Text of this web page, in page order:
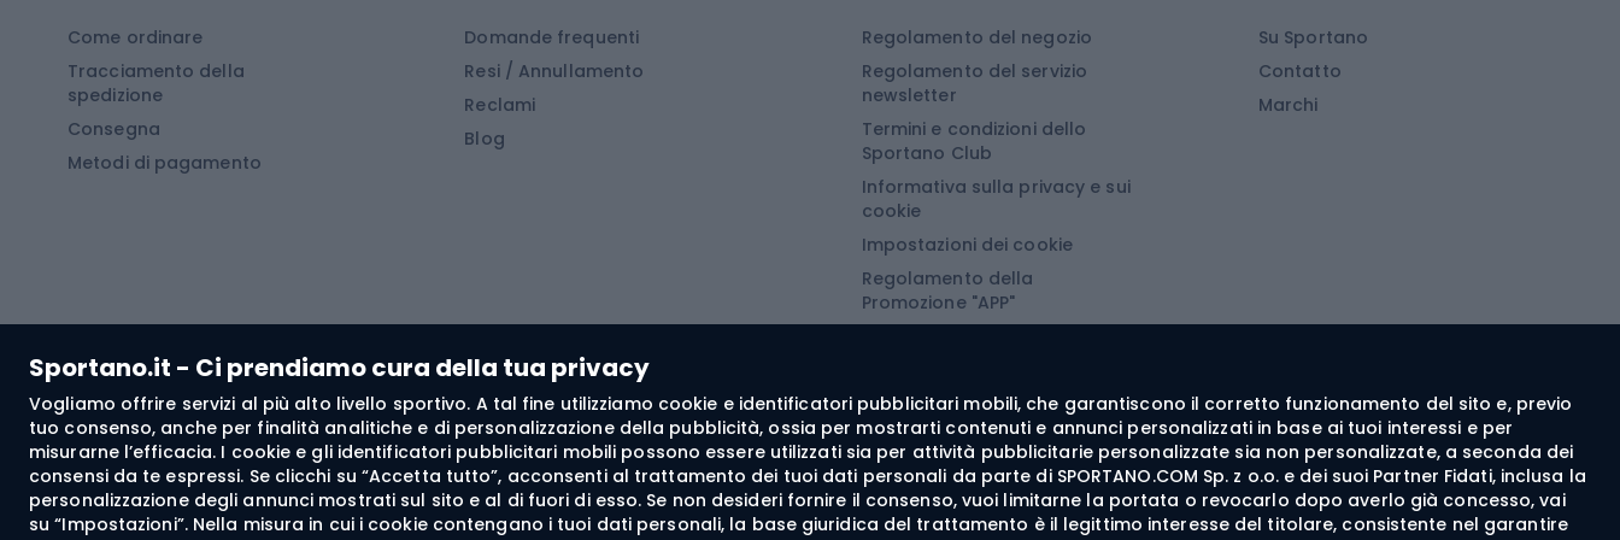
Sportano.it - Ci prendiamo cura della tua privacy
Vogliamo offrire servizi al più alto livello sportivo. A tal fine utilizziamo cookie e identificatori pubblicitari mobili, che garantiscono il corretto funzionamento del sito e, previo
tuo consenso, anche per finalità analitiche e di personalizzazione della pubblicità, ossia per mostrarti contenuti e annunci personalizzati in base ai tuoi interessi e per
misurarne l’efficacia. I cookie e gli identificatori pubblicitari mobili possono essere utilizzati sia per attività pubblicitarie personalizzate sia non personalizzate, a seconda dei
consensi da te espressi. Se clicchi su “Accetta tutto”, acconsenti al trattamento dei tuoi dati personali da parte di SPORTANO.COM Sp. z o.o. e dei suoi Partner Fidati, inclusa la
personalizzazione degli annunci mostrati sul sito e al di fuori di esso. Se non desideri fornire il consenso, vuoi limitarne la portata o revocarlo dopo averlo già concesso, vai
su “Impostazioni”. Nella misura in cui i cookie contengano i tuoi dati personali, la base giuridica del trattamento è il legittimo interesse del titolare, consistente nel garantire
Stivali da trekking
Scarponi da montagna
Scarponi da trekking
Corsa orientamento
Bushcraft
Mobili da campeggio
Tende turistiche
Pantaloni da trekking
Giacche softshell
Pantaloncini da trekking
Giacche antivento
Magliette da trekking
Scarponi da snowboard
Attacchi da snowboard
Abbigliamento da snowboard
Camminata nordica
Accessori per il nordic walking
Bastoncini per il Nordic walking
Attrezzature da arrampicata
Guanti da ciclismo
Maglie da ciclismo
Pantaloni da ciclismo
Giacche da bicicletta
Felpe da ciclismo
Come ordinare
Tracciamento della
spedizione
Consegna
Metodi di pagamento
Domande frequenti
Resi / Annullamento
Reclami
Blog
Regolamento del negozio
Regolamento del servizio
newsletter
Termini e condizioni dello
Sportano Club
Informativa sulla privacy e sui
cookie
Impostazioni dei cookie
Regolamento della
Promozione "APP"
Su Sportano
Contatto
Marchi